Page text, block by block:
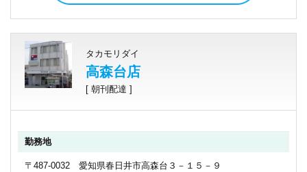
タカモリダイ
高森台店
[ 朝刊配達 ]
勤務地
〒487-0032 愛知県春日井市高森台３－１５－９